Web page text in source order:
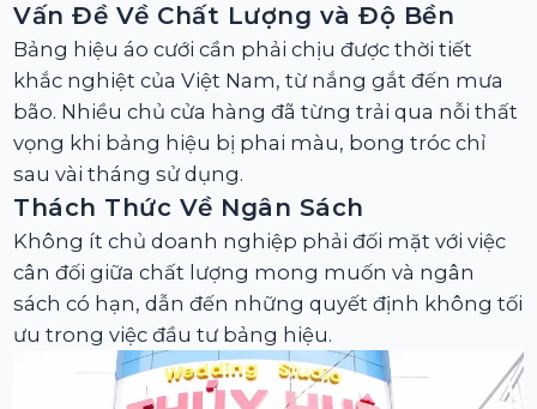
Vấn Đề Về Chất Lượng và Độ Bền
Bảng hiệu áo cưới cần phải chịu được thời tiết
khắc nghiệt của Việt Nam, từ nắng gắt đến mưa
bão. Nhiều chủ cửa hàng đã từng trải qua nỗi thất
vọng khi bảng hiệu bị phai màu, bong tróc chỉ
sau vài tháng sử dụng.
Thách Thức Về Ngân Sách
Không ít chủ doanh nghiệp phải đối mặt với việc
cân đối giữa chất lượng mong muốn và ngân
sách có hạn, dẫn đến những quyết định không tối
ưu trong việc đầu tư bảng hiệu.